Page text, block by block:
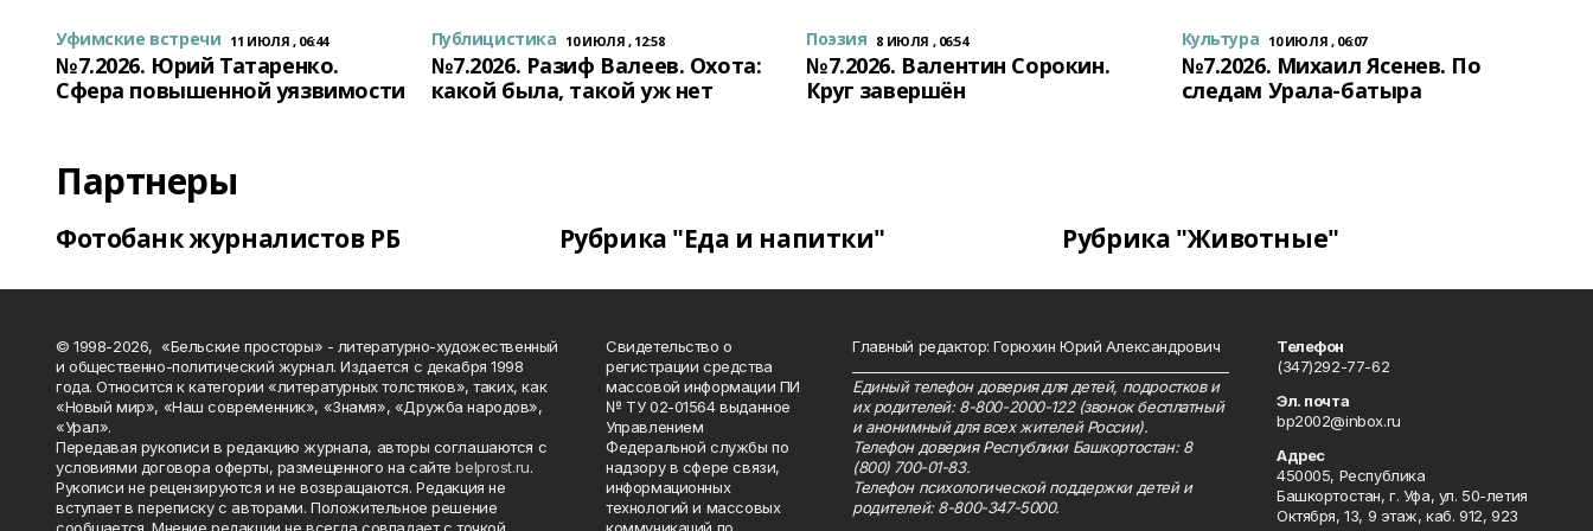
Уфимские встречи 11 ИЮЛЯ , 06:44
№7.2026. Юрий Татаренко.
Сфера повышенной уязвимости
Публицистика 10 ИЮЛЯ , 12:58
№7.2026. Разиф Валеев. Охота:
какой была, такой уж нет
Поэзия 8 ИЮЛЯ , 06:54
№7.2026. Валентин Сорокин.
Круг завершён
Культура 10 ИЮЛЯ , 06:07
№7.2026. Михаил Ясенев. По
следам Урала-батыра
Партнеры
Фотобанк журналистов РБ Рубрика "Еда и напитки" Рубрика "Животные"
© 1998-2026, «Бельские просторы» - литературно-художественный
и общественно-политический журнал. Издается с декабря 1998
года. Относится к категории «литературных толстяков», таких, как
«Новый мир», «Наш современник», «Знамя», «Дружба народов»,
«Урал».
Передавая рукописи в редакцию журнала, авторы соглашаются с
условиями договора оферты, размещенного на сайтеbelprost.ru.
Рукописи не рецензируются и не возвращаются. Редакция не
вступает в переписку с авторами. Положительное решение
Свидетельство о
регистрации средства
массовой информации ПИ
№ ТУ 02-01564 выданное
Управлением
Федеральной службы по
надзору в сфере связи,
информационных
технологий и массовых
Главный редактор: Горюхин Юрий Александрович
Единый телефон доверия для детей, подростков и
их родителей: 8-800-2000-122 (звонок бесплатный
и анонимный для всех жителей России).
Телефон доверия Республики Башкортостан: 8
(800) 700-01-83.
Телефон психологической поддержки детей и
родителей: 8-800-347-5000.
Телефон
(347)292-77-62
Эл. почта
bp2002@inbox.ru
Адрес
450005, Республика
Башкортостан, г. Уфа, ул. 50-летия
Октября, 13, 9 этаж, каб. 912, 923